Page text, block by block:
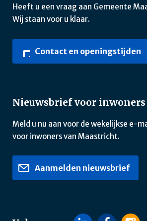
Heeft u een vraag aan Gemeente
Wij staan voor u klaar.
Contact en openingstijden
Nieuwsbrief voor inwoners
Meld u nu aan voor de wekelijkse e-
voor inwoners van Maastricht.
Aanmelden nieuwsbrief